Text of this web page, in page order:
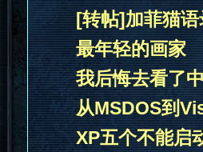
[转帖]加菲猫语
最年轻的画家
我后悔去看了
从MSDOS到
XP五个不能启